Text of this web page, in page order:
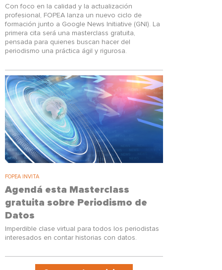
Con foco en la calidad y la actualización
profesional, FOPEA lanza un nuevo ciclo de
formación junto a Google News Initiative (GNI). La
primera cita será una masterclass gratuita,
pensada para quienes buscan hacer del
periodismo una práctica ágil y rigurosa.
FOPEA INVITA
Agendá esta Masterclass
gratuita sobre Periodismo de
Datos
Imperdible clase virtual para todos los periodistas
interesados en contar historias con datos.